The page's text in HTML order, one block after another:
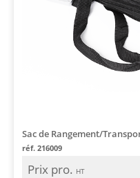
Sac de Rangement/
réf. 216009
Prix pro. HT